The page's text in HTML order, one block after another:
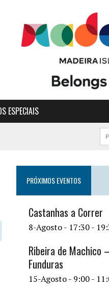
ESPECIAIS
PRÓXIMOS EVENTOS
Castanhas a Correr
8-Agosto - 17:30-
Ribeira de Machico
Funduras
15-Agosto - 9:00-